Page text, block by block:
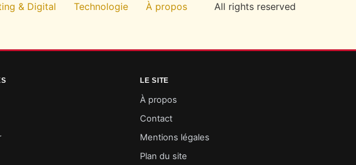
& Digital Technologie À propos All rights reserved
LE SITE
À propos
Contact
Mentions légales
Plan du site